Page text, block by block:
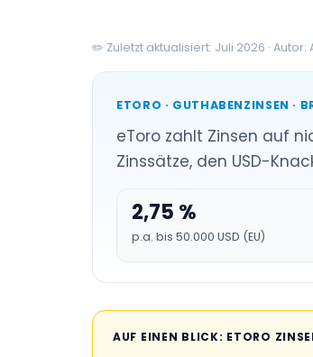
✏️ Zuletzt aktualisiert: Juli 2026 · Autor:
ETORO · GUTHABENZINSEN ·
eToro zahlt Zinsen auf
Zinssätze, den USD-
2,75 %
p.a. bis 50.000 USD (EU)
AUF EINEN BLICK: ETORO